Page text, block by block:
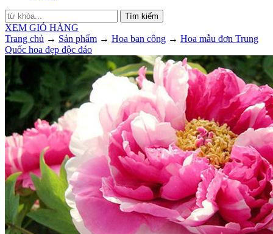
Tìm kiếm
XEM GIỎ HÀNG
Trang chủ → Sản phẩm → Hoa ban công → Hoa mẫu đơn Trung
Quốc hoa đẹp độc đáo